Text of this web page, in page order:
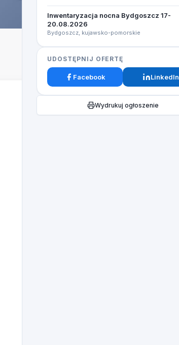
Inwentaryzacja nocna Bydgoszcz 17-
20.08.2026​
Bydgoszcz, kujawsko-pomorskie
UDOSTĘPNIJ OFERTĘ
Facebook LinkedIn
Wydrukuj ogłoszenie